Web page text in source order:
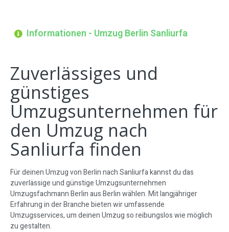
Informationen - Umzug Berlin Sanliurfa
Zuverlässiges und
günstiges
Umzugsunternehmen für
den Umzug nach
Sanliurfa finden
Für deinen Umzug von Berlin nach Sanliurfa kannst du das
zuverlässige und günstige Umzugsunternehmen
Umzugsfachmann Berlin aus Berlin wählen. Mit langjähriger
Erfahrung in der Branche bieten wir umfassende
Umzugsservices, um deinen Umzug so reibungslos wie möglich
zu gestalten.